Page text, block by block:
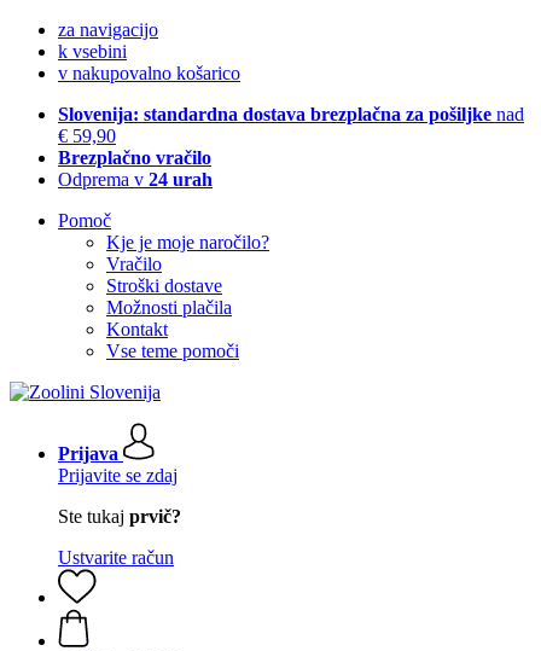
za navigacijo
k vsebini
v nakupovalno košarico
Slovenija: standardna dostava brezplačna za pošiljke nad
€ 59,90
Brezplačno vračilo
Odprema v 24 urah
Pomoč
Kje je moje naročilo?
Vračilo
Stroški dostave
Možnosti plačila
Kontakt
Vse teme pomoči
Prijava
Prijavite se zdaj
Ste tukaj prvič?
Ustvarite račun